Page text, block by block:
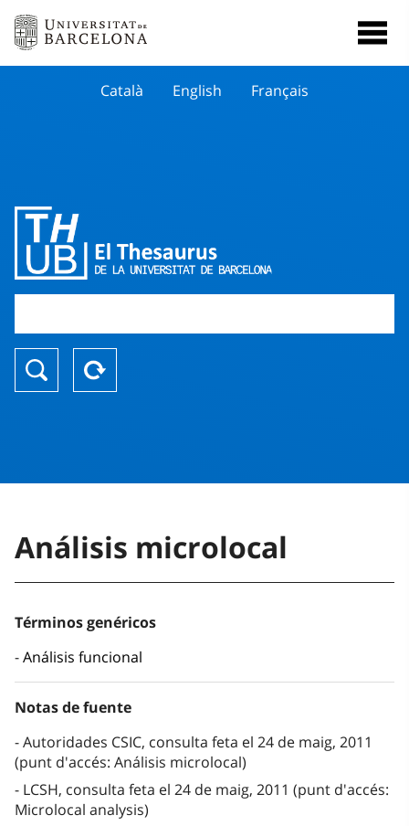
Català English Français
Análisis microlocal
Términos genéricos
Análisis funcional
Notas de fuente
Autoridades CSIC, consulta feta el 24 de maig, 2011
(punt d'accés: Análisis microlocal)
LCSH, consulta feta el 24 de maig, 2011 (punt d'accés:
Microlocal analysis)